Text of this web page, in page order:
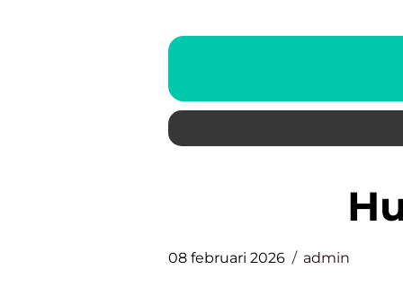
08 februari 2026 admin